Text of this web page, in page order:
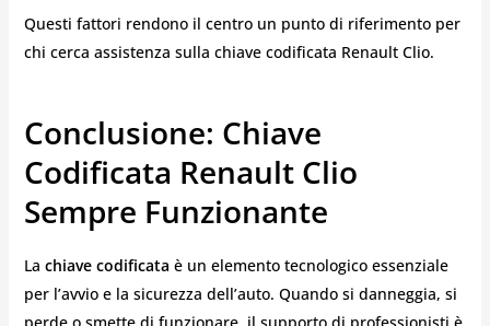
Questi fattori rendono il centro un punto di riferimento per
chi cerca assistenza sulla chiave codificata Renault Clio.
Conclusione: Chiave
Codificata Renault Clio
Sempre Funzionante
La chiave codificata è un elemento tecnologico essenziale
per l’avvio e la sicurezza dell’auto. Quando si danneggia, si
perde o smette di funzionare, il supporto di professionisti è